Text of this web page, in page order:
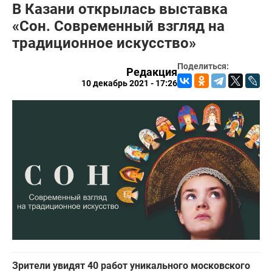
В Казани открылась выставка
«Сон. Современный взгляд на
традиционное искусство»
Поделиться:
Редакция
10 декабрь 2021 - 17:26
Зрители увидят 40 работ уникального московского